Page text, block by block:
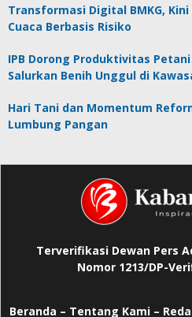
Transformasi Digital BMKG,
Cuaca Berbasis Risiko
IPB Dorong Produktivitas
Salurkan Benih Unggul di
Hari Tani dan Momentum
Lumbung Pangan
Terverifikasi Dewan Pers
Nomor 1213/DP-
Beranda – Tentang Kami –